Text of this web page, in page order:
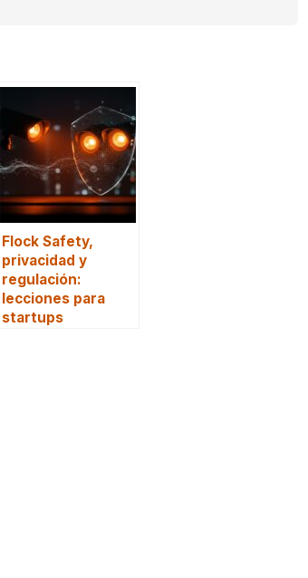
Flock Safety,
privacidad y
regulación:
lecciones para
startups